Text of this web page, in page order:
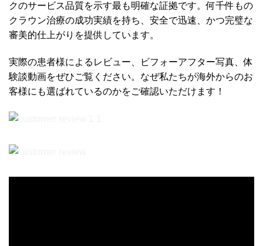
クのサービス品質を示す最も明確な証拠です。何千件もの
クラウン治療の成功実績を持ち、安全で迅速、かつ完璧な
審美的仕上がりを提供しています。
実際の患者様によるレビュー、ビフォーアフター写真、体
験談動画をぜひご覧ください。なぜ私たちが海外からのお
客様にも選ばれているのかをご確認いただけます！